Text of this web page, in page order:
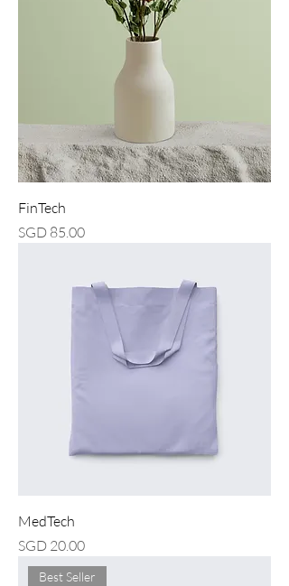
FinTech
價格
SGD 85.00
MedTech
價格
SGD 20.00
Best Seller